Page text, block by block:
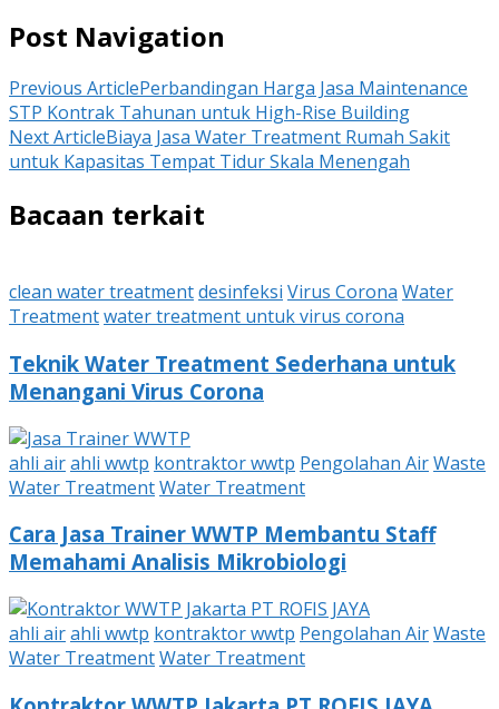
Post Navigation
Previous ArticlePerbandingan Harga Jasa Maintenance
STP Kontrak Tahunan untuk High-Rise Building
Next ArticleBiaya Jasa Water Treatment Rumah Sakit
untuk Kapasitas Tempat Tidur Skala Menengah
Bacaan terkait
clean water treatmentdesinfeksi Virus Corona Water
Treatmentwater treatment untuk virus corona
Teknik Water Treatment Sederhana untuk
Menangani Virus Corona
ahli airahli wwtp kontraktor wwtp Pengolahan AirWaste
Water TreatmentWater Treatment
Cara Jasa Trainer WWTP Membantu Staff
Memahami Analisis Mikrobiologi
ahli airahli wwtp kontraktor wwtp Pengolahan AirWaste
Water TreatmentWater Treatment